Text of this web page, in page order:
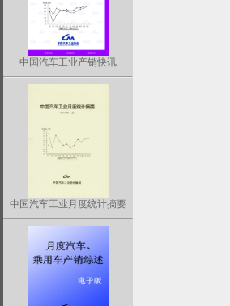
中国汽车工业产销快讯
中国汽车工业月度统计摘要